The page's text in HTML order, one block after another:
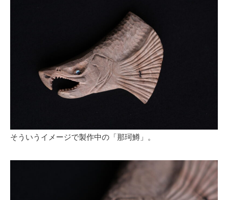
そういうイメージで製作中の「那珂鱒」。